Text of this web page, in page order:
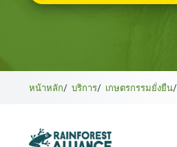
หน้าหลัก/ บริการ/ เกษตรกรรมยั่งยืน/